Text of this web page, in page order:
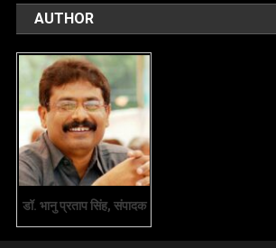
AUTHOR
डॉ. भानु प्रताप सिंह, संपादक